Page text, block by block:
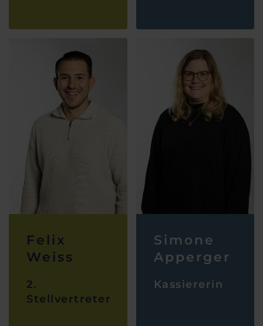
Felix
Weiss
2.
Stellvertreter
Simone
Apperger
Kassiererin